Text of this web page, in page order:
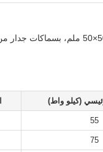
(كيلو واط)
55
75